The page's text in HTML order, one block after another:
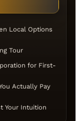
Local Options
Tour
for First-
Actually Pay
Your Intuition